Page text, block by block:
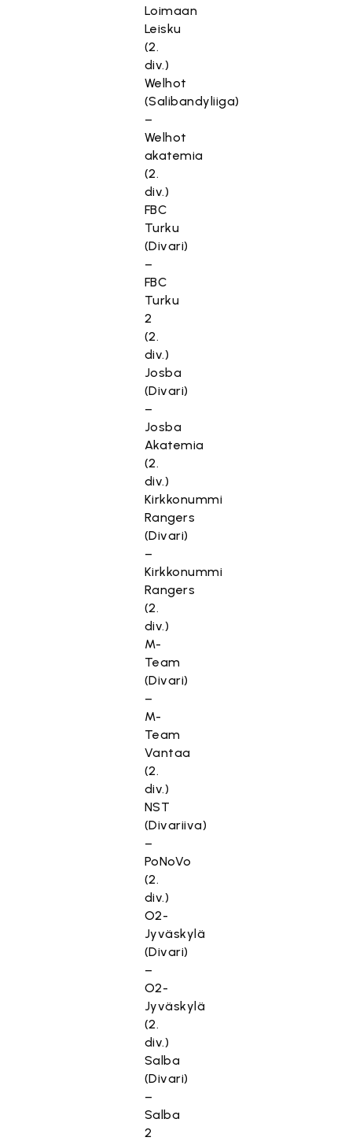
Loimaan
Leisku
(2.
div.)
Welhot
(Salibandyliiga)
–
Welhot
akatemia
(2.
div.)
FBC
Turku
(Divari)
–
FBC
Turku
2
(2.
div.)
Josba
(Divari)
–
Josba
Akatemia
(2.
div.)
Kirkkonummi
Rangers
(Divari)
–
Kirkkonummi
Rangers
(2.
div.)
M-
Team
(Divari)
–
M-
Team
Vantaa
(2.
div.)
NST
(Divariiva)
–
PoNoVo
(2.
div.)
O2-
Jyväskylä
(Divari)
–
O2-
Jyväskylä
(2.
div.)
Salba
(Divari)
–
Salba
2